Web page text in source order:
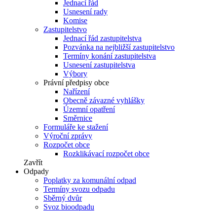
Jednací řád
Usnesení rady
Komise
Zastupitelstvo
Jednací řád zastupitelstva
Pozvánka na nejbližší zastupitelstvo
Termíny konání zastupitelstva
Usnesení zastupitelstva
Výbory
Právní předpisy obce
Nařízení
Obecně závazné vyhlášky
Územní opatření
Směrnice
Formuláře ke stažení
Výroční zprávy
Rozpočet obce
Rozklikávací rozpočet obce
Zavřít
Odpady
Poplatky za komunální odpad
Termíny svozu odpadu
Sběrný dvůr
Svoz bioodpadu